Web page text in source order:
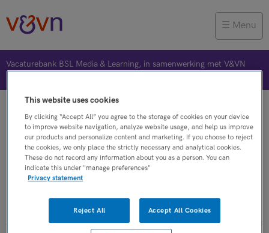
Menu
Vacaturebank BSL Media & Learning, in samenwerking met V&VN
Vacature plaatsen Jobalert Bewaarde vacatures
Verpleegkunde
This website uses cookies
By clicking “Accept All” you agree to the storage of cookies on your device
to improve website navigation, analyze website usage, and help us improve
our products and personalize content and marketing. If you choose to reject
the cookies, we only place the strictly necessary and analytical cookies.
These do not record any information about you as a person. You can
indicate this under "manage preferences"
Privacy statement
Reject All Accept All Cookies